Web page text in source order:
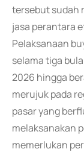
tersebut sudah
jasa perantara
Pelaksanaan
selama tiga
2026 hingga
merujuk pada
pasar yang
melaksanakan
memerlukan